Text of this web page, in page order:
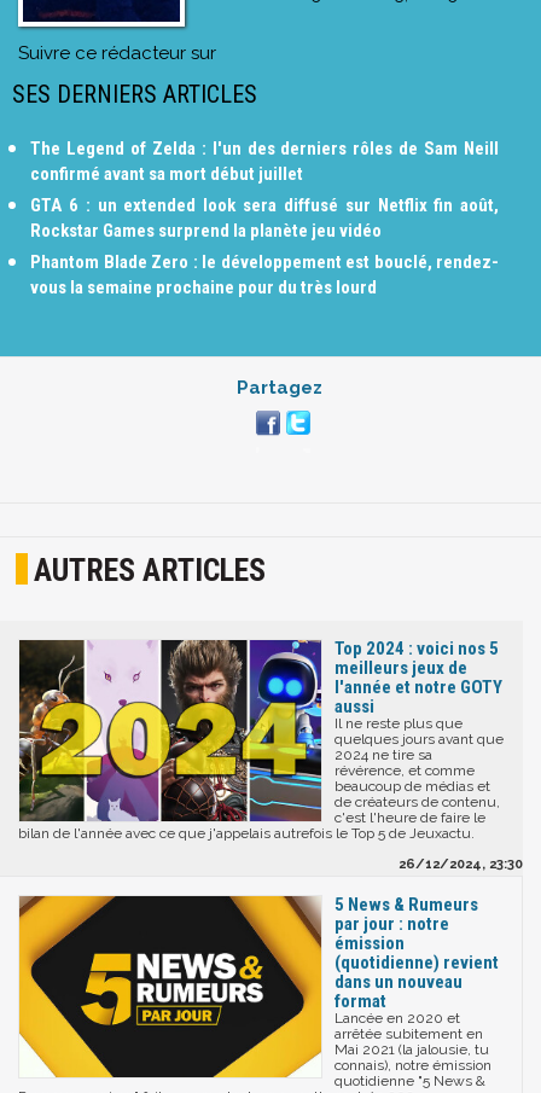
Suivre ce rédacteur sur
SES DERNIERS ARTICLES
The Legend of Zelda : l'un des derniers rôles de Sam Neill
confirmé avant sa mort début juillet
GTA 6 : un extended look sera diffusé sur Netflix fin août,
Rockstar Games surprend la planète jeu vidéo
Phantom Blade Zero : le développement est bouclé, rendez-
vous la semaine prochaine pour du très lourd
Partagez
AUTRES ARTICLES
Top 2024 : voici nos 5
meilleurs jeux de
l'année et notre GOTY
aussi
Il ne reste plus que
quelques jours avant que
2024 ne tire sa
révérence, et comme
beaucoup de médias et
de créateurs de contenu,
c'est l'heure de faire le
bilan de l'année avec ce que j'appelais autrefois le Top 5 de Jeuxactu.
26/12/2024, 23:30
5 News & Rumeurs
par jour : notre
émission
(quotidienne) revient
dans un nouveau
format
Lancée en 2020 et
arrêtée subitement en
Mai 2021 (la jalousie, tu
connais), notre émission
quotidienne "5 News &